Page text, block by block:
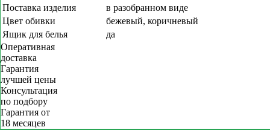
Поставка изделия
в разобранном виде
Цвет обивки
бежевый, коричневый
Ящик для белья
да
Оперативная
доставка
Гарантия
лучшей цены
Консультация
по подбору
Гарантия от
18 месяцев